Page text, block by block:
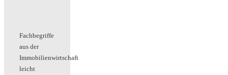
Fachbegriffe
aus der
Immobilienwirtschaft
leicht